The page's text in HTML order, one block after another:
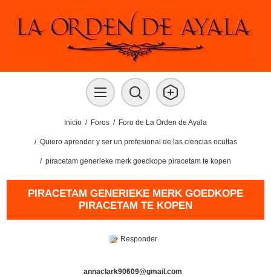
Inicio / Foros / Foro de La Orden de Ayala
/ Quiero aprender y ser un profesional de las ciencias ocultas
/ piracetam generieke merk goedkope piracetam te kopen
PIRACETAM GENERIEKE MERK GOEDKOPE
PIRACETAM TE KOPEN
Responder
annaclark90609@gmail.com